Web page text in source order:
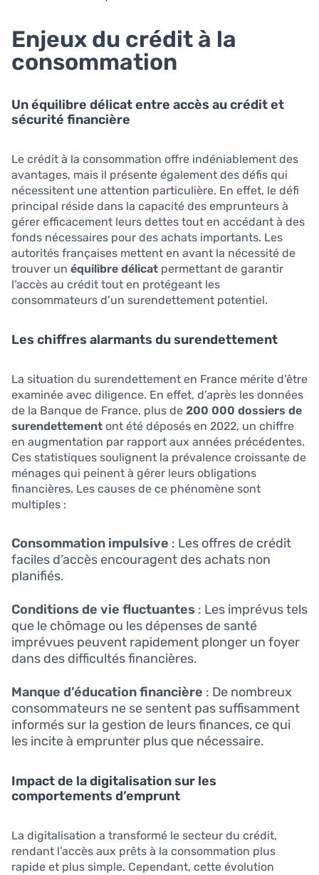
Enjeux du crédit à la
consommation
Un équilibre délicat entre accès au crédit et
sécurité financière
Le crédit à la consommation offre indéniablement des
avantages, mais il présente également des défis qui
nécessitent une attention particulière. En effet, le défi
principal réside dans la capacité des emprunteurs à
gérer efficacement leurs dettes tout en accédant à des
fonds nécessaires pour des achats importants. Les
autorités françaises mettent en avant la nécessité de
trouver un équilibre délicat permettant de garantir
l’accès au crédit tout en protégeant les
consommateurs d’un surendettement potentiel.
Les chiffres alarmants du surendettement
La situation du surendettement en France mérite d’être
examinée avec diligence. En effet, d’après les données
de la Banque de France, plus de 200 000 dossiers de
surendettement ont été déposés en 2022, un chiffre
en augmentation par rapport aux années précédentes.
Ces statistiques soulignent la prévalence croissante de
ménages qui peinent à gérer leurs obligations
financières. Les causes de ce phénomène sont
multiples :
Consommation impulsive : Les offres de crédit
faciles d’accès encouragent des achats non
planifiés.
Conditions de vie fluctuantes : Les imprévus tels
que le chômage ou les dépenses de santé
imprévues peuvent rapidement plonger un foyer
dans des difficultés financières.
Manque d’éducation financière : De nombreux
consommateurs ne se sentent pas suffisamment
informés sur la gestion de leurs finances, ce qui
les incite à emprunter plus que nécessaire.
Impact de la digitalisation sur les
comportements d’emprunt
La digitalisation a transformé le secteur du crédit,
rendant l’accès aux prêts à la consommation plus
rapide et plus simple. Cependant, cette évolution